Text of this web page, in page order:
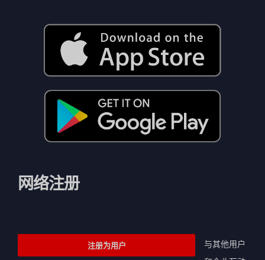
网络注册
注册为用户
与其他用户